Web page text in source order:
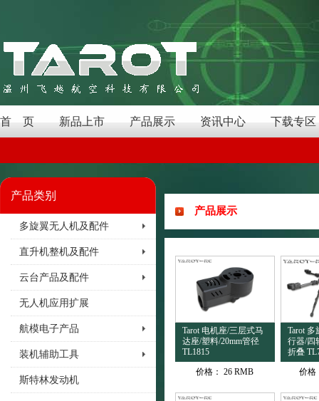
首 页 新品上市 产品展示 资讯中心 下载专区
产品类别
多旋翼无人机及配件
直升机整机及配件
云台产品及配件
无人机应用扩展
航模电子产品
装机辅助工具
斯特林发动机
产品展示
Tarot 电机座/三层式马
达座/塑料/20mm管径
TL1815
价格： 26 RMB
Tarot
行器/四
折叠
价格